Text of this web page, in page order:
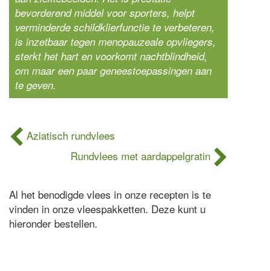
bevorderend middel voor sporters, helpt
verminderde schildklierfunctie te verbeteren,
is inzetbaar tegen menopauzeale opvliegers,
sterkt het hart en voorkomt nachtblindheid,
om maar een paar geneestoepassingen aan
te geven.
Aziatisch rundvlees
Rundvlees met aardappelgratin
Al het benodigde vlees in onze recepten is te
vinden in onze vleespakketten. Deze kunt u
hieronder bestellen.